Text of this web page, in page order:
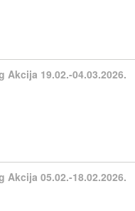
19.02.-04.03.2026.
05.02.-18.02.2026.